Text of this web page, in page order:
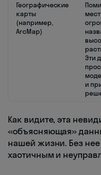
Географические
карты
(например,
ArcMap)
Эти
и
Как видите, эта
«объясняющая»
нашей жизни. Без
хаотичным и